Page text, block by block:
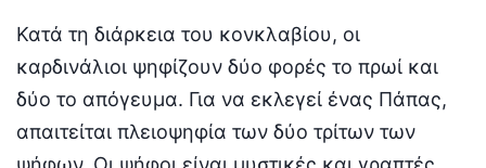
Κατά τη διάρκεια του κονκλαβίου, οι
καρδινάλιοι ψηφίζουν δύο φορές το πρωί και
δύο το απόγευμα. Για να εκλεγεί ένας Πάπας,
απαιτείται πλειοψηφία των δύο τρίτων των